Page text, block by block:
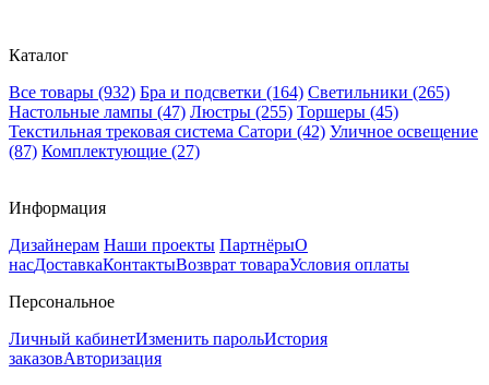
Каталог
Все товары (932) Бра и подсветки (164) Светильники (265)
Настольные лампы (47) Люстры (255) Торшеры (45)
Текстильная трековая система Сатори (42) Уличное освещение
(87) Комплектующие (27)
Информация
Дизайнерам Наши проекты ПартнёрыО
насДоставкаКонтактыВозврат товараУсловия оплаты
Персональное
Личный кабинетИзменить парольИстория
заказовАвторизация